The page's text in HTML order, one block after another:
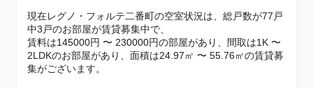
現在レグノ・フォルテ二番町の空室状況は、総戸数が77戸
中3戸のお部屋が賃貸募集中で、
賃料は145000円 〜 230000円の部屋があり、間取は1K 〜
2LDKのお部屋があり、面積は24.97㎡ 〜 55.76㎡の賃貸募
集がございます。